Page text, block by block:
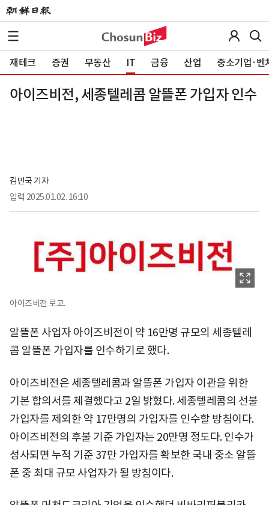
재테크 증권 부동산 IT 금융 산업 중소기업·벤
아이즈비전, 세종텔레콤 알뜰폰 가입자 인수
김민국 기자
입력 2025.01.02. 16:10
아이즈비전 로고.
알뜰폰 사업자 아이즈비전이 약 16만명 규모의 세종텔레
콤 알뜰폰 가입자를 인수하기로 했다.
아이즈비전은 세종텔레콤과 알뜰폰 가입자 이관을 위한
기본 합의서를 체결했다고 2일 밝혔다. 세종텔레콤의 선불
가입자를 제외한 약 17만명의 가입자를 인수할 방침이다.
아이즈비전의 후불 기준 가입자는 20만명 정도다. 인수가
성사되면 누적 기준 37만 가입자를 확보한 국내 중소 알뜰
폰 중 최대 규모 사업자가 될 방침이다.